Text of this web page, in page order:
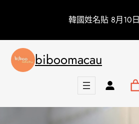
韓國姓名貼 8月10
biboomacau